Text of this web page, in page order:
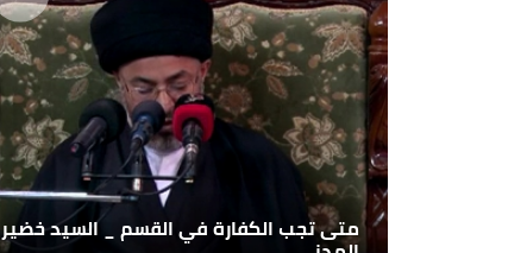
متى تجب الكفارة في القسم _ السيد خضير